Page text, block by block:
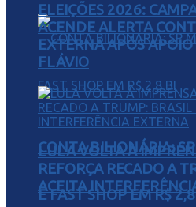
CONTA BILIONÁRIA:
E FAST SHOP EM R$
ELEIÇÕES 2026:
ACENDE ALERTA
EXTERNA APÓS
FLÁVIO
LULA VOLTA À
REFORÇA RECADO A
ACEITA